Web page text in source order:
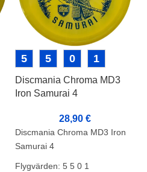
5 5 0 1
Discmania Chroma MD3
Iron Samurai 4
28,90 €
Discmania Chroma MD3 Iron
Samurai 4
Flygvärden: 5 5 0 1